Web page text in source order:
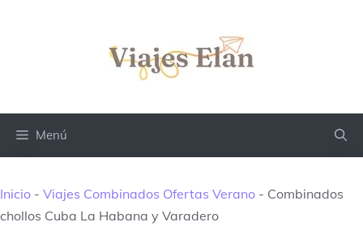
Menú
Inicio - Viajes Combinados Ofertas Verano - Combinados
chollos Cuba La Habana y Varadero